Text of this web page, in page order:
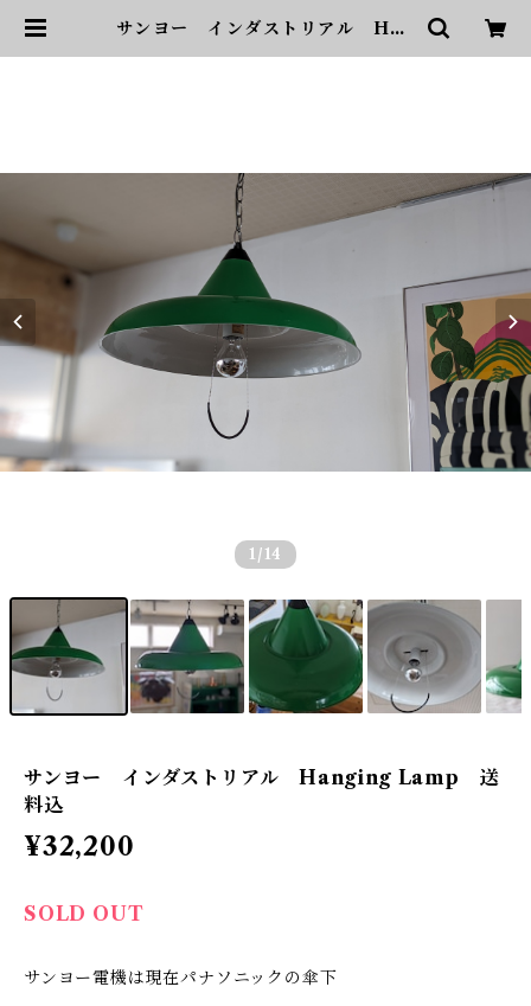
サンヨー インダストリアル Han
1 /14
サンヨー インダストリアル Hanging Lamp 送
料込
¥32,200
SOLD OUT
サンヨー電機は現在パナソニックの傘下